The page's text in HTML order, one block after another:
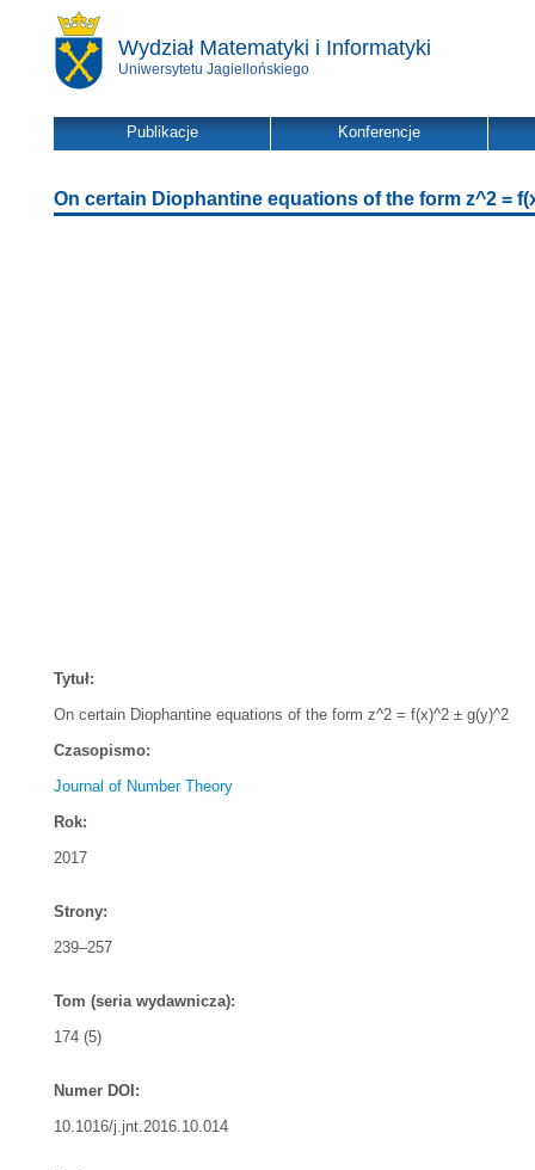
Wydział Matematyki i Informatyki
Uniwersytetu Jagiellońskiego
Publikacje Konferencje
On certain Diophantine equations of the form z^2 =
Tytuł:
On certain Diophantine equations of the form z^2 = f(x)^2 ± g(y)^2
Czasopismo:
Journal of Number Theory
Rok:
2017
Strony:
239–257
Tom (seria wydawnicza):
174 (5)
Numer DOI:
10.1016/j.jnt.2016.10.014